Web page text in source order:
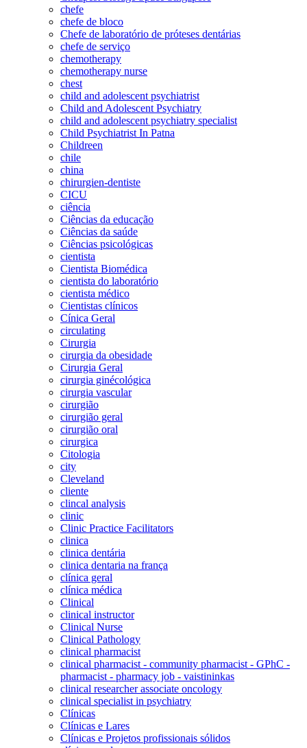
chefe
chefe de bloco
Chefe de laboratório de próteses dentárias
chefe de serviço
chemotherapy
chemotherapy nurse
chest
child and adolescent psychiatrist
Child and Adolescent Psychiatry
child and adolescent psychiatry specialist
Child Psychiatrist In Patna
Childreen
chile
china
chirurgien-dentiste
CICU
ciência
Ciências da educação
Ciências da saúde
Ciências psicológicas
cientista
Cientista Biomédica
cientista do laboratório
cientista médico
Cientistas clínicos
Cínica Geral
circulating
Cirurgia
cirurgia da obesidade
Cirurgia Geral
cirurgia ginécológica
cirurgia vascular
cirurgião
cirurgião geral
cirurgião oral
cirurgica
Citologia
city
Cleveland
cliente
clincal analysis
clinic
Clinic Practice Facilitators
clinica
clinica dentária
clinica dentaria na frança
clínica geral
clínica médica
Clinical
clinical instructor
Clinical Nurse
Clinical Pathology
clinical pharmacist
clinical pharmacist - community pharmacist - GPhC -
pharmacist - pharmacy job - vaistininkas
clinical researcher associate oncology
clinical specialist in psychiatry
Clínicas
Clínicas e Lares
Clínicas e Projetos profissionais sólidos